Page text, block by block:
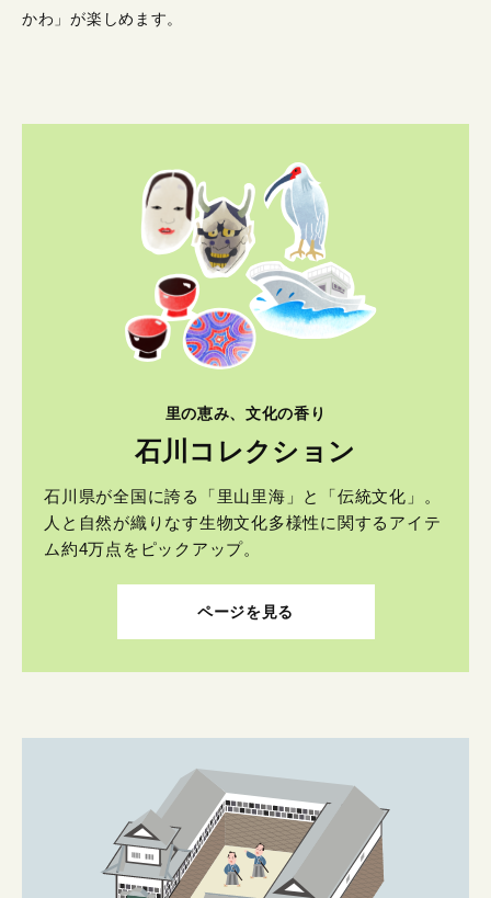
かわ」が楽しめます。
里の恵み、文化の香り
石川コレクション
石川県が全国に誇る「里山里海」と「伝統文化」。
人と自然が織りなす生物文化多様性に関するアイテ
ム約4万点をピックアップ。
ページを見る